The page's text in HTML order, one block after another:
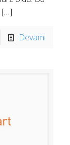
[…]
Devamı